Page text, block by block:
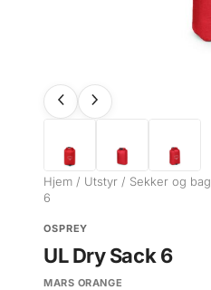
Hjem / Utstyr / Sekker og bag
6
OSPREY
UL Dry Sack 6
MARS ORANGE